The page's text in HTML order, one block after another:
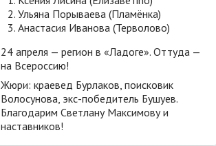
Ульяна Порываева (Пламёнка)
Анастасия Иванова (Терволово)
24 апреля — регион в «Ладоге». Оттуда —
на Всероссию!
Жюри: краевед Бурлаков, поисковик
Волосунова, экс-победитель Бушуев.
Благодарим Светлану Максимову и
наставников!